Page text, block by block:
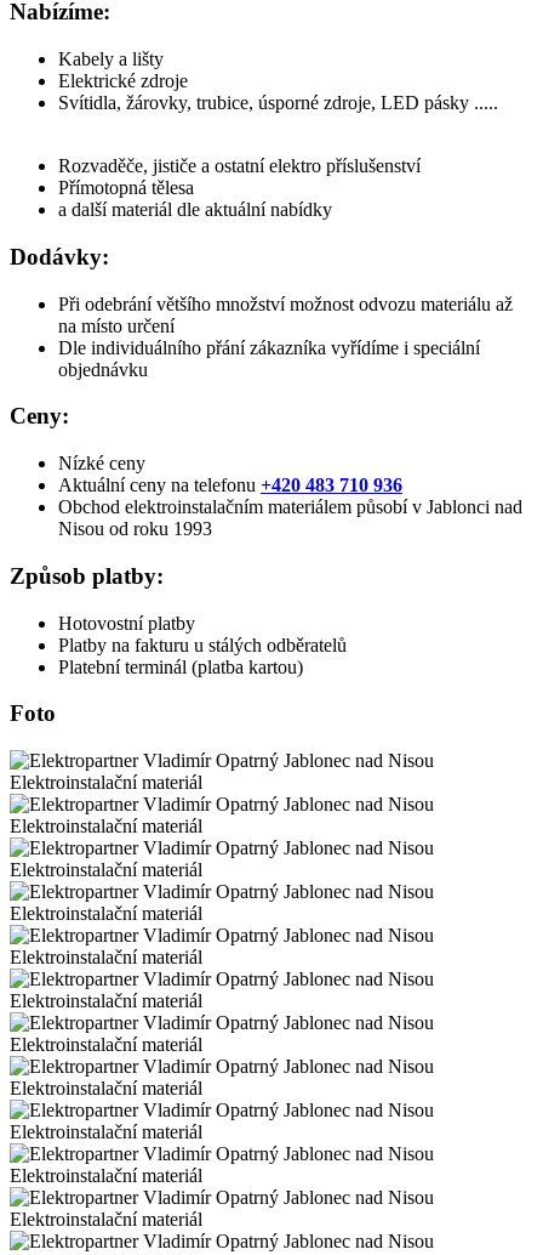
Nabízíme:
Kabely a lišty
Elektrické zdroje
Svítidla, žárovky, trubice, úsporné zdroje, LED pásky .....
Rozvaděče, jističe a ostatní elektro příslušenství
Přímotopná tělesa
a další materiál dle aktuální nabídky
Dodávky:
Při odebrání většího množství možnost odvozu materiálu až
na místo určení
Dle individuálního přání zákazníka vyřídíme i speciální
objednávku
Ceny:
Nízké ceny
Aktuální ceny na telefonu +420 483 710 936
Obchod elektroinstalačním materiálem působí v Jablonci nad
Nisou od roku 1993
Způsob platby:
Hotovostní platby
Platby na fakturu u stálých odběratelů
Platební terminál (platba kartou)
Foto